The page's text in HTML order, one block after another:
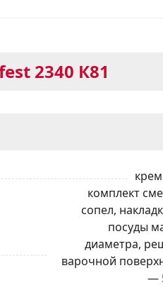
2340 К81
комплект
сопел,
посуды
диаметра,
варочной
—